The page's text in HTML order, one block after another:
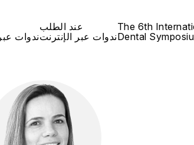
ندوات
عند الطلب
ندوات عبر الإنترنت
The 6th
Dental